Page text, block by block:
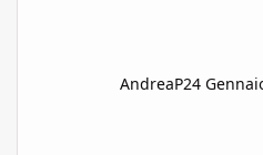
AndreaP24